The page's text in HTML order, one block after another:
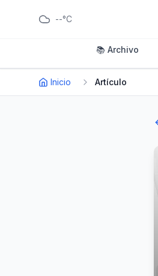
--°C
📚 Archivo
Inicio Artículo